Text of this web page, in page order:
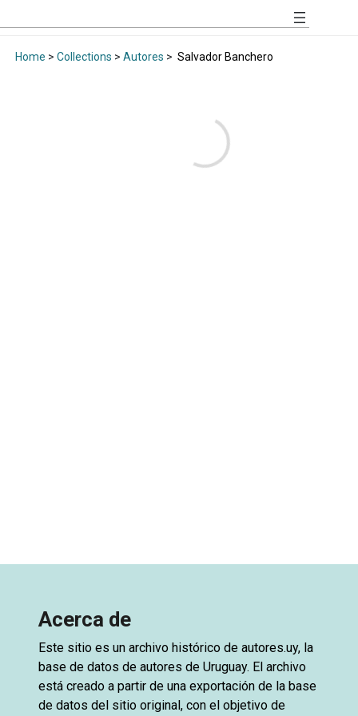
Home > Collections > Autores > Salvador Banchero
Acerca de
Este sitio es un archivo histórico de autores.uy, la
base de datos de autores de Uruguay. El archivo
está creado a partir de una exportación de la base
de datos del sitio original, con el objetivo de